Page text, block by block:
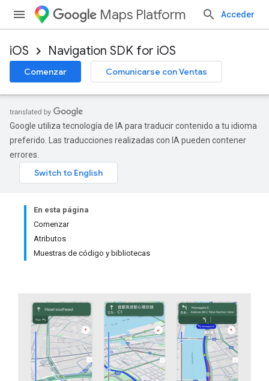
Maps Platform Acceder
iOS Navigation SDK for iOS
Comenzar Comunicarse con Ventas
Google utiliza tecnología de IA para traducir contenido a tu idioma
preferido. Las traducciones realizadas con IA pueden contener
errores.
En esta página
Comenzar
Atributos
Muestras de código y bibliotecas